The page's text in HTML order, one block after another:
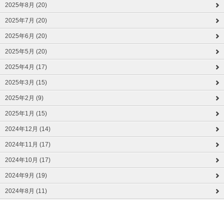
2025年8月 (20)
2025年7月 (20)
2025年6月 (20)
2025年5月 (20)
2025年4月 (17)
2025年3月 (15)
2025年2月 (9)
2025年1月 (15)
2024年12月 (14)
2024年11月 (17)
2024年10月 (17)
2024年9月 (19)
2024年8月 (11)